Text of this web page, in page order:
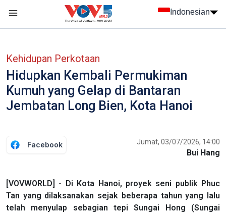
Indonesian
Kehidupan Perkotaan
Hidupkan Kembali Permukiman
Kumuh yang Gelap di Bantaran
Jembatan Long Bien, Kota Hanoi
Facebook Jumat, 03/07/2026, 14:00
Bui Hang
[VOVWORLD] - Di Kota Hanoi, proyek seni publik Phuc
Tan yang dilaksanakan sejak beberapa tahun yang lalu
telah menyulap sebagian tepi Sungai Hong (Sungai